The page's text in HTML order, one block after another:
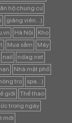
hộ chung cư
giảng viên...)
Hà Nội
Kho
Mua sắm
Máy
nail
ndag.net
Nhà mặt phố
trọ
spa...)
giới
Thể thao
trong ngày
mới